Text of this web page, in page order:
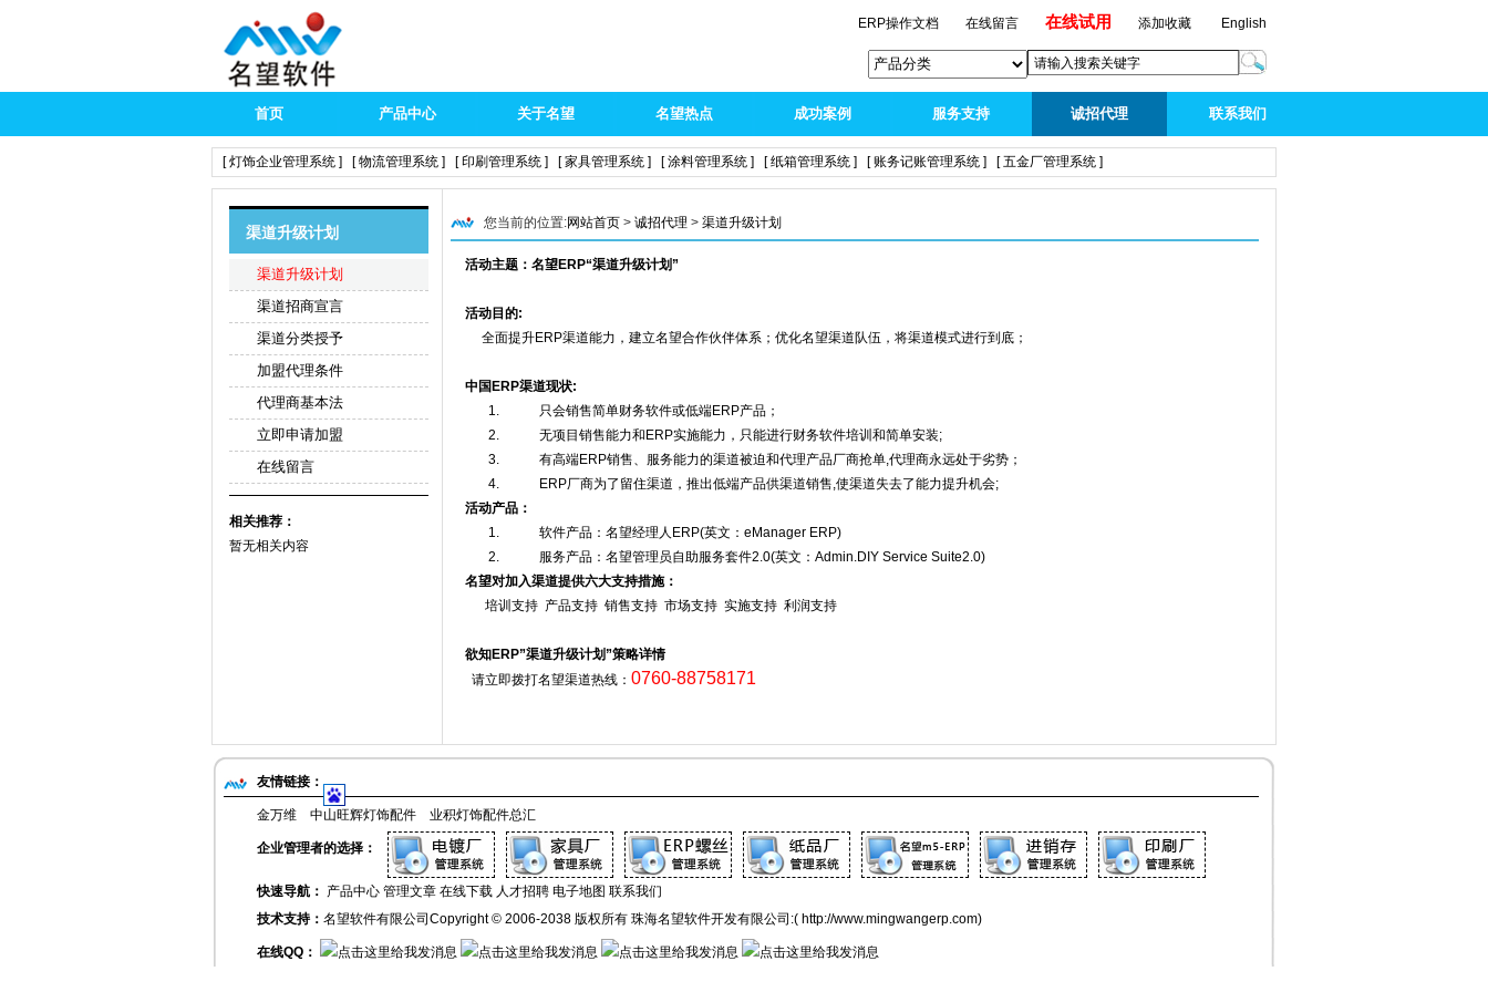
ERP操作文档 在线留言 在线试用 添加收藏 English
首页 产品中心 关于名望 名望热点 成功案例 服务支持 诚招代理 联系我们
[ 灯饰企业管理系统 ] [ 物流管理系统 ] [ 印刷管理系统 ] [ 家具管理系统 ] [ 涂料管理系统 ] [ 纸箱管理系统 ] [ 账务记账管理系统 ] [ 五金厂管理系统 ]
渠道升级计划
渠道升级计划
渠道招商宣言
渠道分类授予
加盟代理条件
代理商基本法
立即申请加盟
在线留言
相关推荐：
暂无相关内容
您当前的位置:网站首页 > 诚招代理 > 渠道升级计划
活动主题：名望ERP“渠道升级计划”
活动目的:
全面提升ERP渠道能力，建立名望合作伙伴体系；优化名望渠道队伍，将渠道模式进行到底；
中国ERP渠道现状:
1. 只会销售简单财务软件或低端ERP产品；
2. 无项目销售能力和ERP实施能力，只能进行财务软件培训和简单安装;
3. 有高端ERP销售、服务能力的渠道被迫和代理产品厂商抢单,代理商永远处于劣势；
4. ERP厂商为了留住渠道，推出低端产品供渠道销售,使渠道失去了能力提升机会;
活动产品：
1. 软件产品：名望经理人ERP(英文：eManager ERP)
2. 服务产品：名望管理员自助服务套件2.0(英文：Admin.DIY Service Suite2.0)
名望对加入渠道提供六大支持措施：
培训支持 产品支持 销售支持 市场支持 实施支持 利润支持
欲知ERP”渠道升级计划”策略详情
请立即拨打名望渠道热线： 0760-88758171
友情链接：
金万维 中山旺辉灯饰配件 业积灯饰配件总汇
企业管理者的选择：
快速导航： 产品中心 管理文章 在线下载 人才招聘 电子地图 联系我们
技术支持： 名望软件有限公司 Copyright © 2006-2038 版权所有 珠海名望软件开发有限公司:( http://www.mingwangerp.com)
在线QQ：